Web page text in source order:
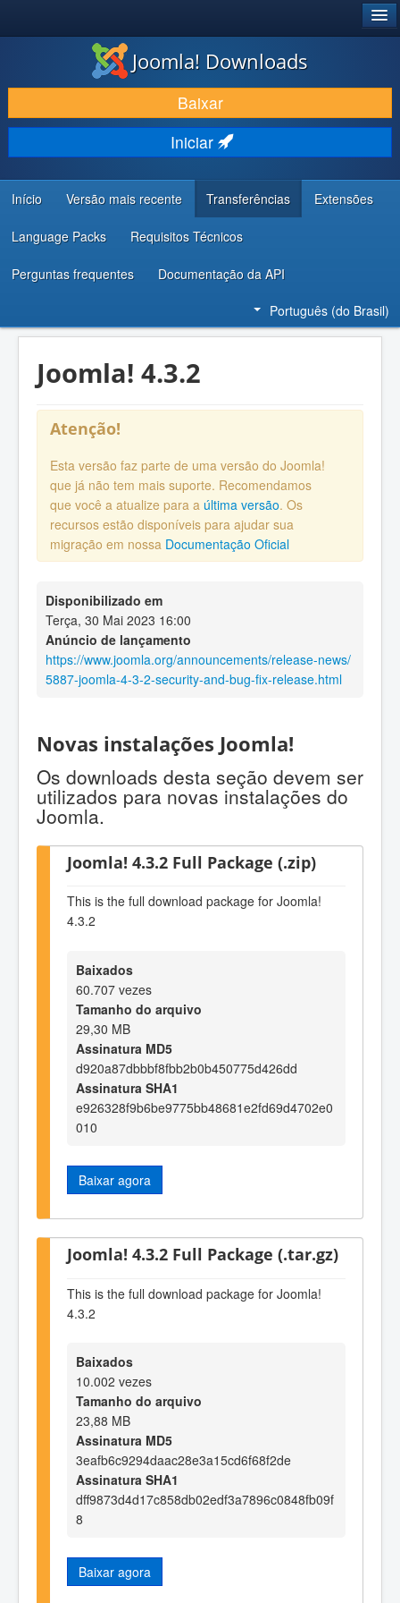
BAIXAR E APRIMORAR
DESCUBRA & APRENDA
COMUNIDADE & SUPORTE
RECURSOS PARA DESENVOLVEDORES
Joomla! Downloads
Baixar
Iniciar
Início Versão mais recente Transferências Extensões
Language Packs Requisitos Técnicos
Perguntas frequentes Documentação da API
Português (do Brasil)
Joomla! 4.3.2
Atenção!
Esta versão faz parte de uma versão do Joomla!
que já não tem mais suporte. Recomendamos
que você a atualize para a última versão. Os
recursos estão disponíveis para ajudar sua
migração em nossa Documentação Oficial
Disponibilizado em
Terça, 30 Mai 2023 16:00
Anúncio de lançamento
https://www.joomla.org/announcements/release-news/
5887-joomla-4-3-2-security-and-bug-fix-release.html
Novas instalações Joomla!
Os downloads desta seção devem ser
utilizados para novas instalações do
Joomla.
Joomla! 4.3.2 Full Package (.zip)
This is the full download package for Joomla!
4.3.2
Baixados
60.707 vezes
Tamanho do arquivo
29,30 MB
Assinatura MD5
d920a87dbbbf8fbb2b0b450775d426dd
Assinatura SHA1
e926328f9b6be9775bb48681e2fd69d4702e0
010
Baixar agora
Joomla! 4.3.2 Full Package (.tar.gz)
This is the full download package for Joomla!
4.3.2
Baixados
10.002 vezes
Tamanho do arquivo
23,88 MB
Assinatura MD5
3eafb6c9294daac28e3a15cd6f68f2de
Assinatura SHA1
dff9873d4d17c858db02edf3a7896c0848fb09f
8
Baixar agora